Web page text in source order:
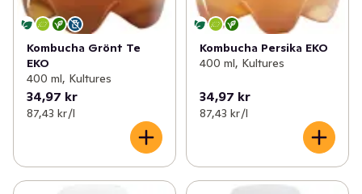
Kombucha Grönt Te
EKO
400 ml, Kultures
34,97 kr
87,43 kr /l
Kombucha Persika EKO
400 ml, Kultures
34,97 kr
87,43 kr /l